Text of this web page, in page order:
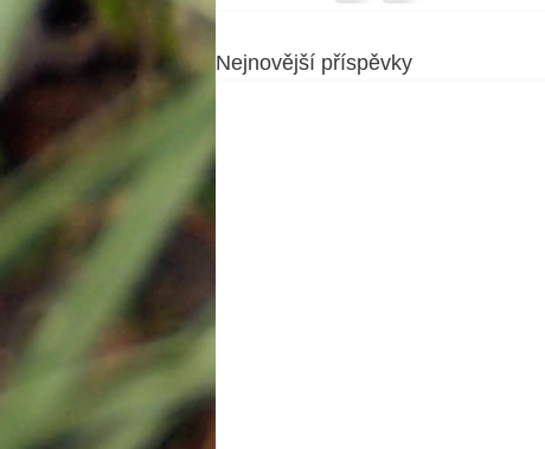
Nejnovější příspěvky